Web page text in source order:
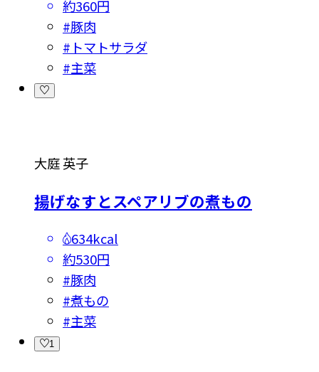
約360円
#豚肉
# トマトサラダ
#主菜
大庭 英子
揚げなすとスペアリブの煮もの
634kcal
約530円
#豚肉
#煮もの
#主菜
1